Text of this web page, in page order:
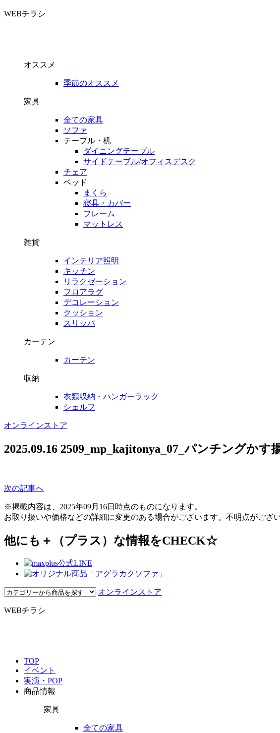
WEBチラシ
オススメ
季節のオススメ
家具
全ての家具
ソファ
テーブル・机
ダイニングテーブル
サイドテーブル/オフィスデスク
チェア
ベッド
まくら
寝具・カバー
フレーム
マットレス
雑貨
インテリア照明
キッチン
リラクゼーション
フロアラグ
デコレーション
クッション
スリッパ
カーテン
カーテン
収納
衣類収納・ハンガーラック
シェルフ
オンラインストア
2025.09.16 2509_mp_kajitonya_07_パンチングかす
次の記事へ
※掲載内容は、2025年09月16日時点のものになります。
お取り扱いや価格などの詳細に変更のある場合がございます。不明点がござ
他にも＋（プラス）な情報をCHECK☆
オンラインストア
WEBチラシ
TOP
イベント
実演・POP
商品情報
家具
全ての家具